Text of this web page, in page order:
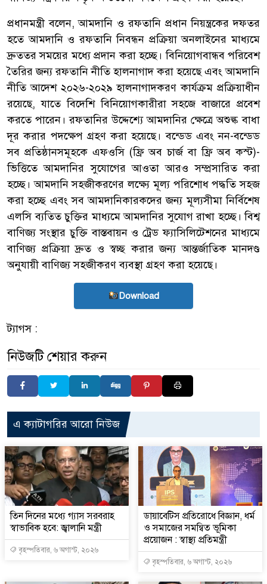
প্রধানমন্ত্রী বলেন, আমদানি ও রফতানি প্রধান নিয়ন্ত্রকের দফতর
হতে আমদানি ও রফতানি নিবন্ধন প্রক্রিয়া অনলাইনের মাধ্যমে
দ্রুততর সময়ের মধ্যে প্রদান করা হচ্ছে। বিনিয়োগবান্ধব পরিবেশ
তৈরির জন্য রফতানি নীতি হালনাগাদ করা হয়েছে এবং আমদানি
নীতি আদেশ ২০২৬-২০২৯ হালনাগাদকরণ কার্যক্রম প্রক্রিয়াধীন
রয়েছে, যাতে বিদেশি বিনিয়োগকারীরা সহজে বাজারে প্রবেশ
করতে পারেন। রফতানির উদ্দেশ্যে আমদানির ক্ষেত্রে অশুল্ক বাধা
দূর করার পদক্ষেপ গ্রহণ করা হয়েছে। বন্ডেড এবং নন-বন্ডেড
সব প্রতিষ্ঠানসমূহকে এফওসি (ফ্রি অব চার্জ বা ফ্রি অব কস্ট)-
ভিত্তিতে আমদানির সুযোগের আওতা আরও সম্প্রসারিত করা
হচ্ছে। আমদানি সহজীকরণের লক্ষ্যে মূল্য পরিশোধ পদ্ধতি সহজ
করা হচ্ছে এবং সব আমদানিকারকদের জন্য মূল্যসীমা নির্বিশেষ
এলসি ব্যতিত চুক্তির মাধ্যমে আমদানির সুযোগ রাখা হচ্ছে। বিশ্ব
বাণিজ্য সংস্থার চুক্তি বাস্তবায়ন ও ট্রেড ফ্যাসিলিটেশনের মাধ্যমে
বাণিজ্য প্রক্রিয়া দ্রুত ও স্বচ্ছ করার জন্য আন্তর্জাতিক মানদণ্ড
অনুযায়ী বাণিজ্য সহজীকরণ ব্যবস্থা গ্রহণ করা হয়েছে।
Download
ট্যাগস :
নিউজটি শেয়ার করুন
এ ক্যাটাগরির আরো নিউজ
তিন দিনের মধ্যে গ্যাস সরবরাহ
স্বাভাবিক হবে: জ্বালানি মন্ত্রী
বৃহস্পতিবার, ৬ অগাস্ট, ২০২৬
ডায়াবেটিস প্রতিরোধে বিজ্ঞান, ধর্ম
ও সমাজের সমন্বিত ভূমিকা
প্রয়োজন : স্বাস্থ্য প্রতিমন্ত্রী
বৃহস্পতিবার, ৬ অগাস্ট, ২০২৬